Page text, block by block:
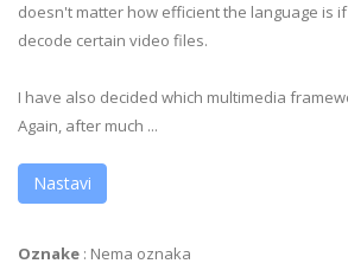
doesn't matter how efficient the language is
decode certain video files.
I have also decided which multimedia
Again, after much ...
Nastavi
Oznake : Nema oznaka